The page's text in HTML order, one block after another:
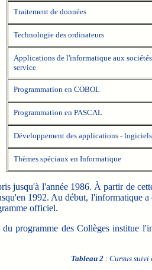
Traitement de données
Technologie des ordinateurs
Applications de l'informatique aux
service
Programmation en COBOL
Programmation en PASCAL
Développement des applications - logiciels
Thèmes spéciaux en Informatique
jusqu'à l'année 1986. À partir de
1992. Au début, l'informatique
officiel.
programme des Collèges institue
Tableau 2: Cursus suivi